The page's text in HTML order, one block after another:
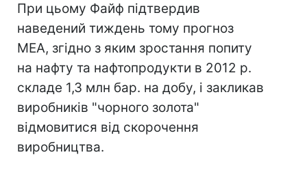
При цьому Файф підтвердив
наведений тиждень тому прогноз
МЕА, згідно з яким зростання попиту
на нафту та нафтопродукти в 2012 р.
складе 1,3 млн бар. на добу, і закликав
виробників "чорного золота"
відмовитися від скорочення
виробництва.